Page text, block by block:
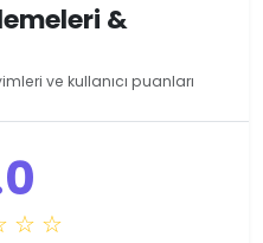
&
ve kullanıcı puanları
☆ ☆